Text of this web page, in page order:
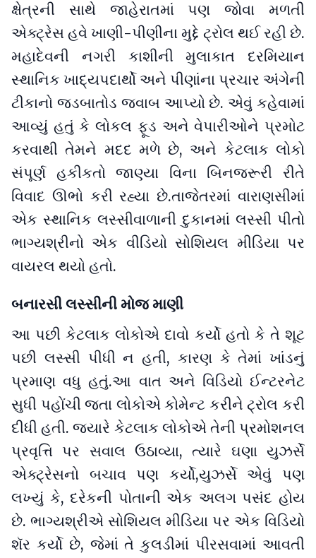
ક્ષેત્રની સાથે જાહેરાતમાં પણ જોવા મળતી
એક્ટ્રેસ હવે ખાણી-પીણીના મુદ્દે ટ્રોલ થઈ રહી છે.
મહાદેવની નગરી કાશીની મુલાકાત દરમિયાન
સ્થાનિક ખાદ્યપદાર્થો અને પીણાંના પ્રચાર અંગેની
ટીકાનો જડબાતોડ જવાબ આપ્યો છે. એવું કહેવામાં
આવ્યું હતું કે લોકલ ફૂડ અને વેપારીઓને પ્રમોટ
કરવાથી તેમને મદદ મળે છે, અને કેટલાક લોકો
સંપૂર્ણ હકીકતો જાણ્યા વિના બિનજરૂરી રીતે
વિવાદ ઊભો કરી રહ્યા છે.તાજેતરમાં વારાણસીમાં
એક સ્થાનિક લસ્સીવાળાની દુકાનમાં લસ્સી પીતો
ભાગ્યશ્રીનો એક વીડિયો સોશિયલ મીડિયા પર
વાયરલ થયો હતો.
બનારસી લસ્સીની મોજ માણી
આ પછી કેટલાક લોકોએ દાવો કર્યો હતો કે તે શૂટ
પછી લસ્સી પીધી ન હતી, કારણ કે તેમાં ખાંડનું
પ્રમાણ વધુ હતું.આ વાત અને વિડિયો ઈન્ટરનેટ
સુધી પહોંચી જતા લોકોએ કોમેન્ટ કરીને ટ્રોલ કરી
દીધી હતી. જ્યારે કેટલાક લોકોએ તેની પ્રમોશનલ
પ્રવૃત્તિ પર સવાલ ઉઠાવ્યા, ત્યારે ઘણા યુઝર્સે
એક્ટ્રેસનો બચાવ પણ કર્યો,યુઝર્સે એવું પણ
લખ્યું કે, દરેકની પોતાની એક અલગ પસંદ હોય
છે. ભાગ્યશ્રીએ સોશિયલ મીડિયા પર એક વિડિયો
શૅર કર્યો છે, જેમાં તે કુલડીમાં પીરસવામાં આવતી